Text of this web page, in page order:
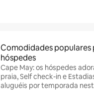
Comodidades populares
hóspedes
Cape May: os hóspedes
praia, Self check-in e
aluguéis por temporada